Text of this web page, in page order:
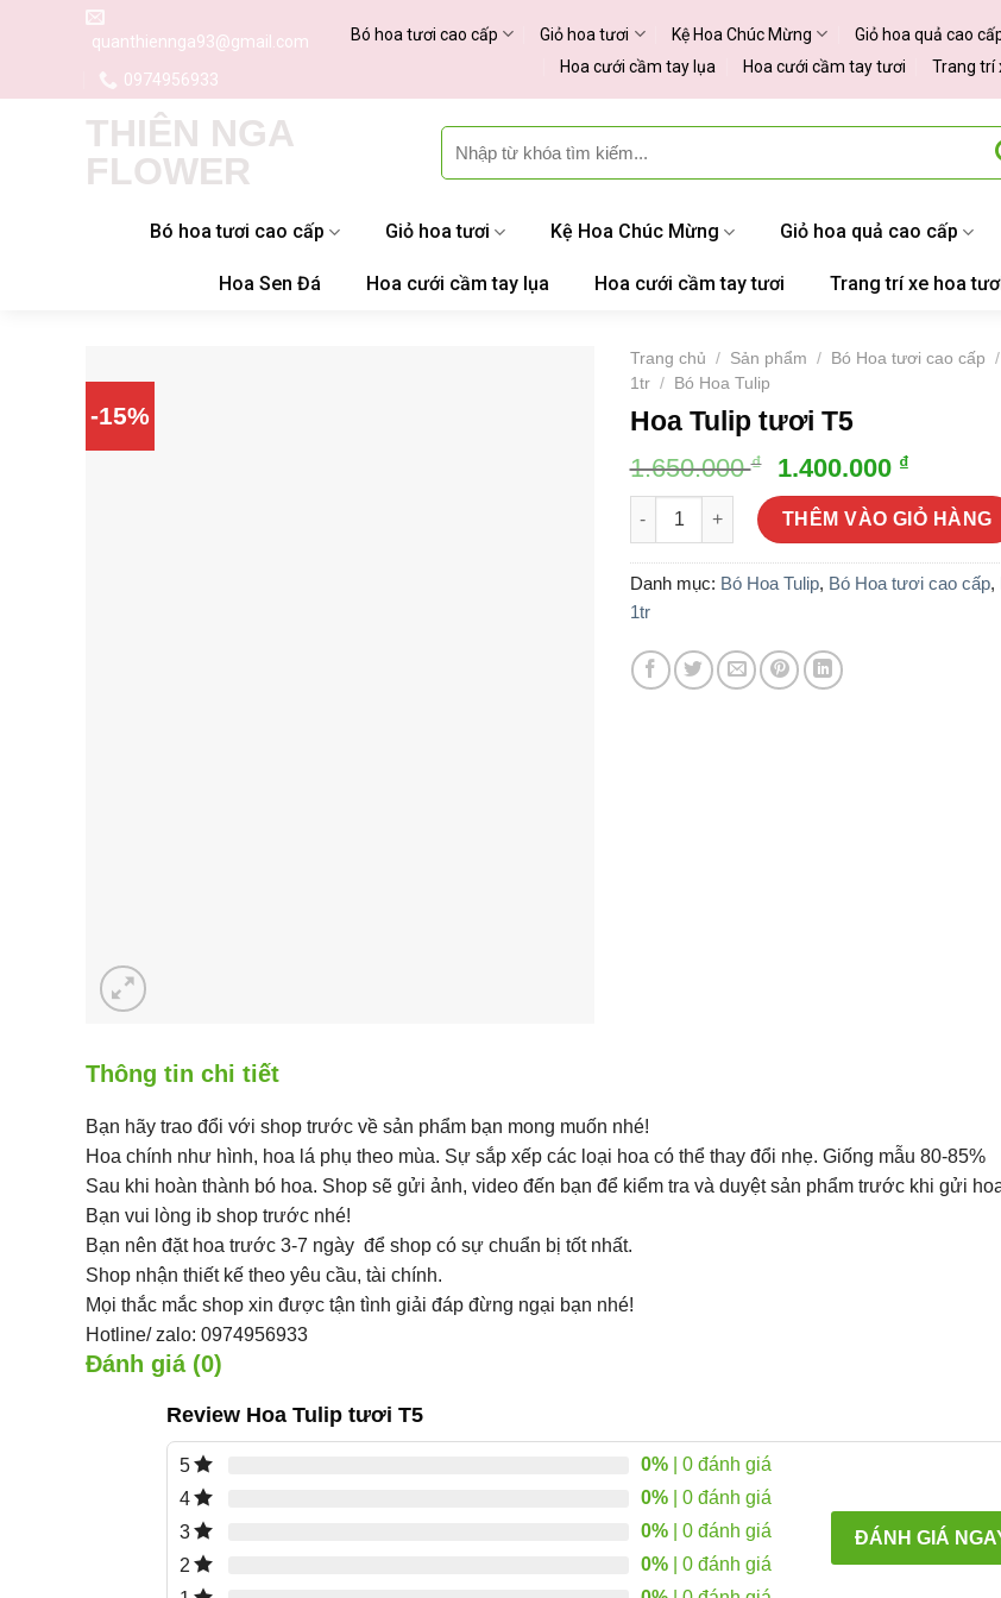
quanthiennga93@gmail.com
0974956933
Bó hoa tươi cao cấp Giỏ hoa tươi Kệ Hoa Chúc Mừng Giỏ hoa quả cao
Hoa cưới cầm tay lụa
Hoa cưới cầm tay tươi Trang trí
THIÊN NGA
FLOWER
kiếm:
Bó hoa tươi cao cấp Giỏ hoa tươi Kệ Hoa Chúc Mừng Giỏ hoa quả cao cấp
Hoa Sen Đá Hoa cưới cầm tay lụa Hoa cưới cầm tay tươi Trang trí xe hoa
-15%
Trang chủ / Sản phẩm / Bó Hoa tươi cao cấp /
1tr / Bó Hoa Tulip
Hoa Tulip tươi T5
1.650.000₫
Giá
gốc
là:
1.650.000 ₫.
1.400.000 ₫
hiện
tại
là:
Hoa Tulip tươi T5 số lượng
THÊM VÀO GIỎ HÀNG
Danh mục: Bó Hoa Tulip, Bó Hoa tươi cao cấp,
1tr
Thông tin chi tiết
Bạn hãy trao đổi với shop trước về sản phẩm bạn mong muốn nhé!
Hoa chính như hình, hoa lá phụ theo mùa. Sự sắp xếp các loại hoa có thể thay đổi nhẹ. Giống mẫu 80-85%
Sau khi hoàn thành bó hoa. Shop sẽ gửi ảnh, video đến bạn để kiểm tra và duyệt sản phẩm trước khi gửi
Bạn vui lòng ib shop trước nhé!
Bạn nên đặt hoa trước 3-7 ngày để shop có sự chuẩn bị tốt nhất.
Shop nhận thiết kế theo yêu cầu, tài chính.
Mọi thắc mắc shop xin được tận tình giải đáp đừng ngại bạn nhé!
Hotline/ zalo: 0974956933
Đánh giá (0)
Review Hoa Tulip tươi T5
5 0%| 0 đánh giá
4
0%| 0 đánh giá
3
0%| 0 đánh giá
2
0%| 0 đánh giá
ĐÁNH GIÁ